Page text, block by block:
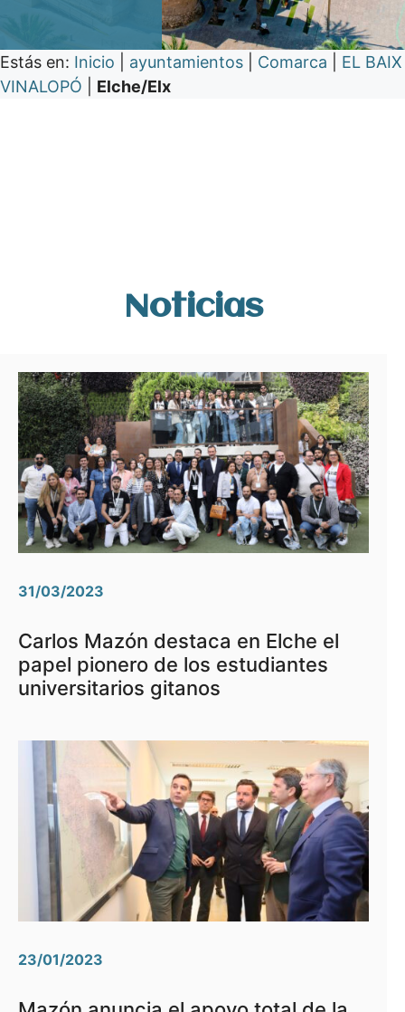
Estás en: Inicio ayuntamientos Comarca
EL BAIX
VINALOPÓ
Elche/Elx
Noticias
31/03/2023
Carlos Mazón destaca en Elche el
papel pionero de los estudiantes
universitarios gitanos
23/01/2023